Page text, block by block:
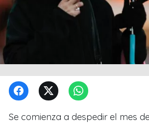
Se comienza a despedir el mes